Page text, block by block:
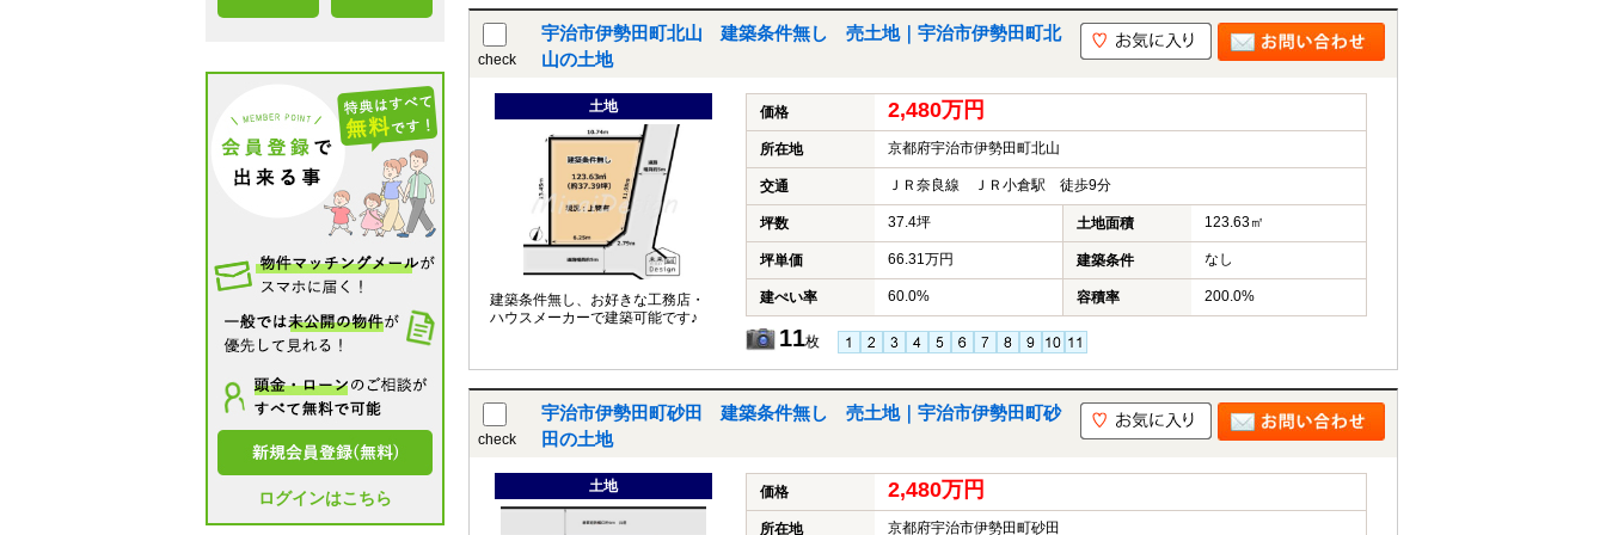
check
宇治市伊勢田町北山 建築条件無し 売土地｜宇治市伊勢田町北
山の土地
土地
建築条件無し、お好きな工務店・
ハウスメーカーで建築可能です♪
価格 2,480万円
所在地 京都府宇治市伊勢田町北山
交通 ＪＲ奈良線 ＪＲ小倉駅 徒歩9分
坪数 37.4坪 土地面積 123.63㎡
坪単価 66.31万円 建築条件 なし
建ぺい率 60.0% 容積率 200.0%
11枚
check
宇治市伊勢田町砂田 建築条件無し 売土地｜宇治市伊勢田町砂
田の土地
土地 価格 2,480万円
所在地 京都府宇治市伊勢田町砂田
ログインはこちら